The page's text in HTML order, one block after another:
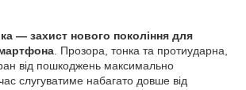
— захист нового покоління для
. Прозора, тонка та протиударна,
від пошкоджень максимально
слугуватиме набагато довше від